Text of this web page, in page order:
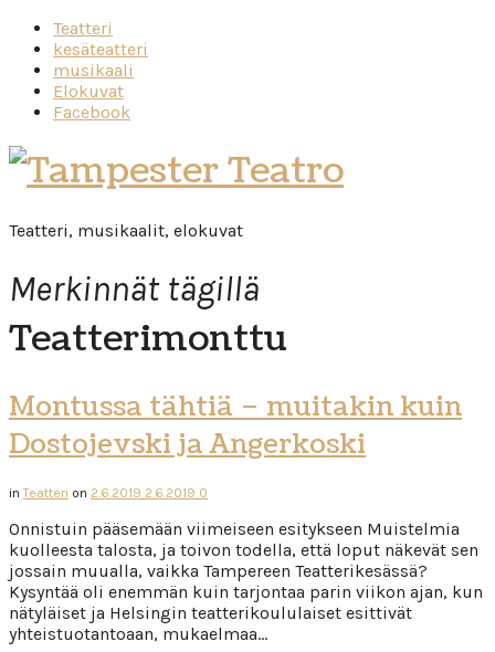
Teatteri
kesäteatteri
musikaali
Elokuvat
Facebook
Tampester
Teatro
Teatteri, musikaalit, elokuvat
Merkinnät tägillä
Teatterimonttu
Montussa tähtiä – muitakin kuin
Dostojevski ja Angerkoski
inTeatteri on 2.6.2019 2.6.2019 0
Onnistuin pääsemään viimeiseen esitykseen Muistelmia
kuolleesta talosta, ja toivon todella, että loput näkevät sen
jossain muualla, vaikka Tampereen Teatterikesässä?
Kysyntää oli enemmän kuin tarjontaa parin viikon ajan, kun
nätyläiset ja Helsingin teatterikoululaiset esittivät
yhteistuotantoaan, mukaelmaa…